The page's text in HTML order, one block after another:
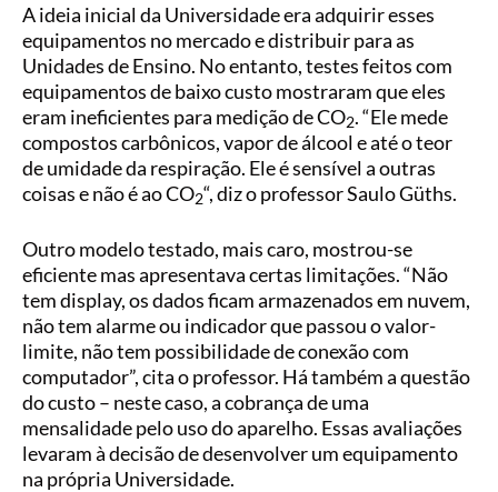
A ideia inicial da Universidade era adquirir esses
equipamentos no mercado e distribuir para as
Unidades de Ensino. No entanto, testes feitos com
equipamentos de baixo custo mostraram que eles
eram ineficientes para medição de CO2. “Ele mede
compostos carbônicos, vapor de álcool e até o teor
de umidade da respiração. Ele é sensível a outras
coisas e não é ao CO2“, diz o professor Saulo Güths.
Outro modelo testado, mais caro, mostrou-se
eficiente mas apresentava certas limitações. “Não
tem display, os dados ficam armazenados em nuvem,
não tem alarme ou indicador que passou o valor-
limite, não tem possibilidade de conexão com
computador”, cita o professor. Há também a questão
do custo – neste caso, a cobrança de uma
mensalidade pelo uso do aparelho. Essas avaliações
levaram à decisão de desenvolver um equipamento
na própria Universidade.